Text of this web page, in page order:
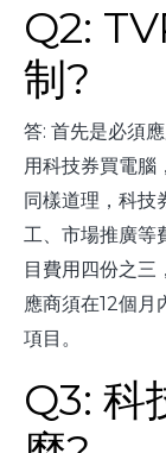
Q2:
制?
答: 首先是必須
用科技券買電腦
同樣道理，科技
工、市場推廣等
目費用四份之
應商須在12個月
項目。
Q3: 科